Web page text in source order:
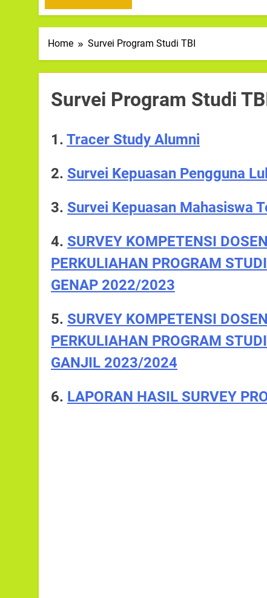
Home Survei Program Studi TBI
Survei Program Studi
1. Tracer Study Alumni
2. Survei Kepuasan Pengguna
3. Survei Kepuasan Mahasiswa
4. SURVEY KOMPETENSI
PERKULIAHAN PROGRAM
GENAP 2022/2023
5. SURVEY KOMPETENSI
PERKULIAHAN PROGRAM
GANJIL 2023/2024
6. LAPORAN HASIL SURVEY